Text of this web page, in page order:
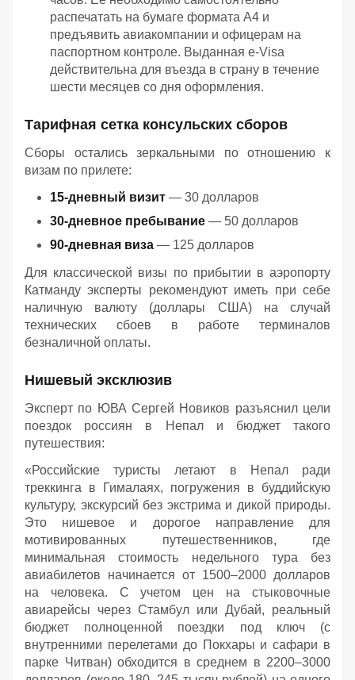
распечатать на бумаге формата А4 и
предъявить авиакомпании и офицерам на
паспортном контроле. Выданная e-Visa
действительна для въезда в страну в течение
шести месяцев со дня оформления.
Тарифная сетка консульских сборов
Сборы остались зеркальными по отношению к
визам по прилете:
15-дневный визит — 30 долларов
30-дневное пребывание — 50 долларов
90-дневная виза — 125 долларов
Для классической визы по прибытии в аэропорту
Катманду эксперты рекомендуют иметь при себе
наличную валюту (доллары США) на случай
технических сбоев в работе терминалов
безналичной оплаты.
Нишевый эксклюзив
Эксперт по ЮВА Сергей Новиков разъяснил цели
поездок россиян в Непал и бюджет такого
путешествия:
«Российские туристы летают в Непал ради
треккинга в Гималаях, погружения в буддийскую
культуру, экскурсий без экстрима и дикой природы.
Это нишевое и дорогое направление для
мотивированных путешественников, где
минимальная стоимость недельного тура без
авиабилетов начинается от 1500–2000 долларов
на человека. С учетом цен на стыковочные
авиарейсы через Стамбул или Дубай, реальный
бюджет полноценной поездки под ключ (с
внутренними перелетами до Покхары и сафари в
парке Читван) обходится в среднем в 2200–3000